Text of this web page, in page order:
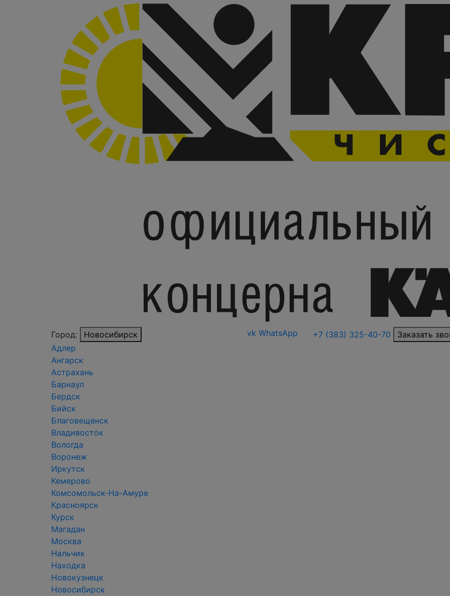
Город:
Новосибирск
Адлер
Ангарск
Астрахань
Барнаул
Бердск
Бийск
Благовещенск
Владивосток
Вологда
Воронеж
Иркутск
Кемерово
Комсомольск-На-Амуре
Красноярск
Курск
Магадан
Москва
Нальчик
Находка
Новокузнецк
Новосибирск
vk WhatsApp +7 (383) 325-40-70 Заказать